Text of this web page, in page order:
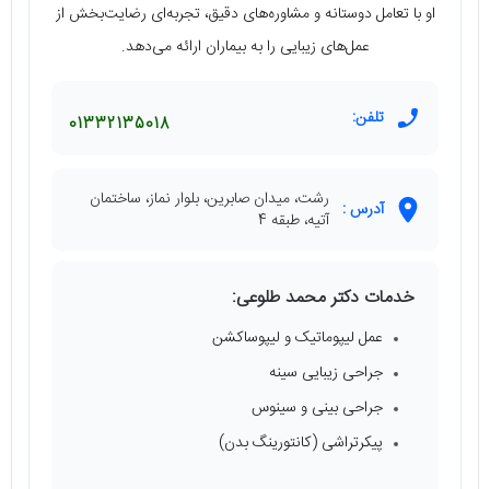
او با تعامل دوستانه و مشاوره‌های دقیق، تجربه‌ای رضایت‌بخش از
عمل‌های زیبایی را به بیماران ارائه می‌دهد.
تلفن: 01332135018
آدرس : رشت، میدان صابرین، بلوار نماز، ساختمان
آتیه، طبقه 4
خدمات دکتر محمد طلوعی:
عمل لیپوماتیک و لیپوساکشن
جراحی زیبایی سینه
جراحی بینی و سینوس
پیکرتراشی (کانتورینگ بدن)